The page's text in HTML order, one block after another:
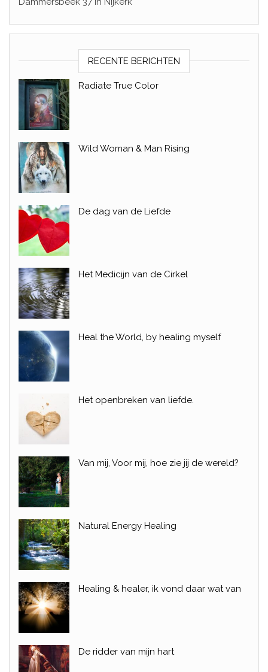
RECENTE BERICHTEN
Radiate True Color
Wild Woman & Man Rising
De dag van de Liefde
Het Medicijn van de Cirkel
Heal the World, by healing myself
Het openbreken van liefde.
Van mij, Voor mij, hoe zie jij de wereld?
Natural Energy Healing
Healing & healer, ik vond daar wat van
De ridder van mijn hart